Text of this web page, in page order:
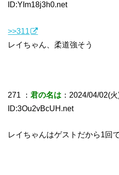
ID:YIm18j3h0.net
>>311
レイちゃん、柔道強そう
271 ：君の名は ：2024/04/02(
ID:3Ou2vBcUH.net
レイちゃんはゲストだから1回